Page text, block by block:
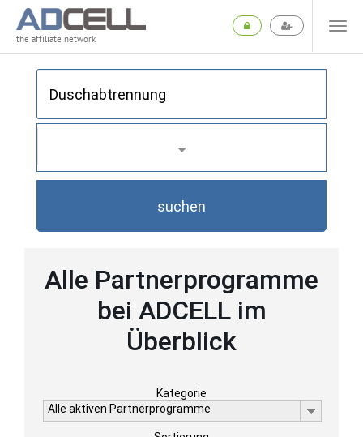
the affiliate network
suchen
Alle Partnerprogramme
bei ADCELL im
Überblick
Kategorie
Alle aktiven Partnerprogramme